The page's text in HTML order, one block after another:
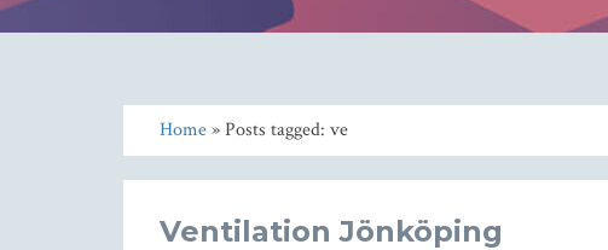
Home» Posts tagged: ve
Ventilation Jönköping